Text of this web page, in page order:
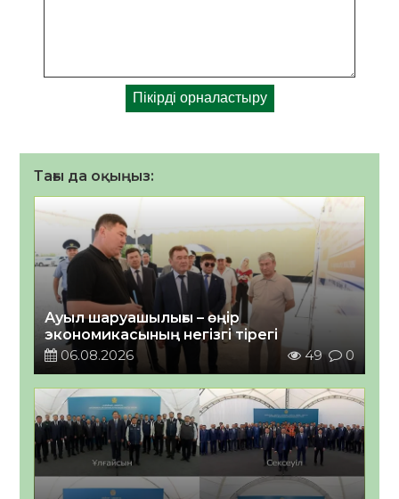
Тағы да оқыңыз:
Ауыл шаруашылығы – өңір
экономикасының негізгі тірегі
06.08.2026
49 0